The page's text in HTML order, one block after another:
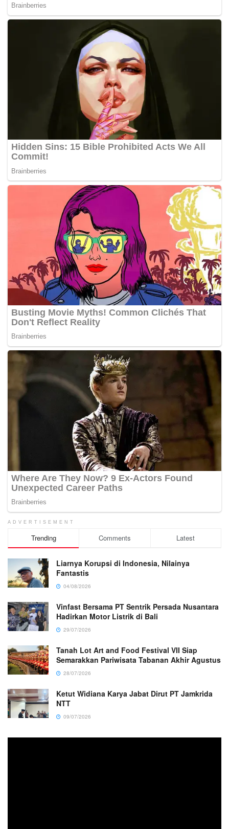
ADVERTISEMENT
Trending Comments Latest
Liarnya Korupsi di Indonesia, Nilainya
Fantastis
04/08/2026
Vinfast Bersama PT Sentrik Persada Nusantara
Hadirkan Motor Listrik di Bali
29/07/2026
Tanah Lot Art and Food Festival VII Siap
Semarakkan Pariwisata Tabanan Akhir Agustus
28/07/2026
Ketut Widiana Karya Jabat Dirut PT Jamkrida
NTT
09/07/2026